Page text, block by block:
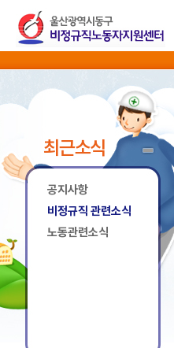
최근소식
공지사항
비정규직 관련소식
노동관련소식